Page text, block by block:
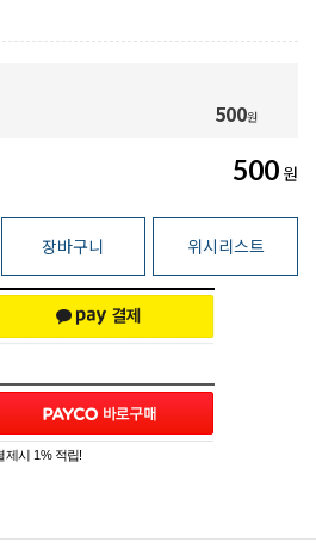
500원
500 원
장바구니 위시리스트
제시 1% 적립!